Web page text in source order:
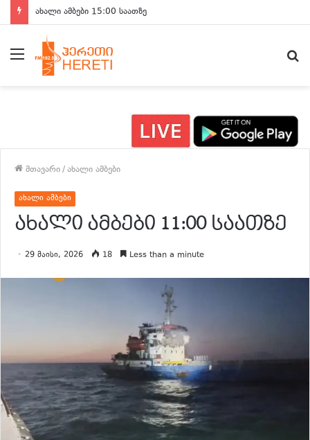
ახალი ამბები 15:00 საათზე
მენიუ
მთავარი/ახალი ამბები
ახალი ამბები
ახალი ამბები 11:00 საათზე
29 მაისი, 2026 18 Less than a minute